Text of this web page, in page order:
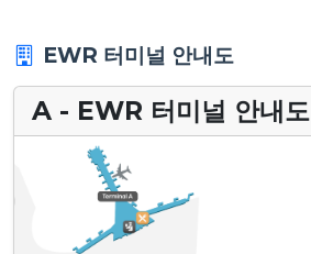
EWR 터미널 안내도
A - EWR 터미널 안내도